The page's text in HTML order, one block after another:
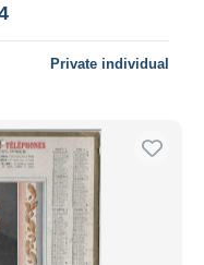
Private individual